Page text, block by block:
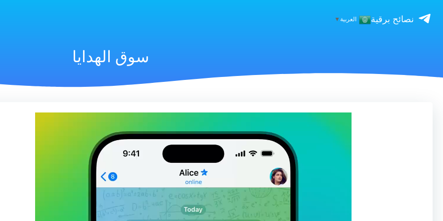
نصائح برقية العربية▼
سوق الهدايا